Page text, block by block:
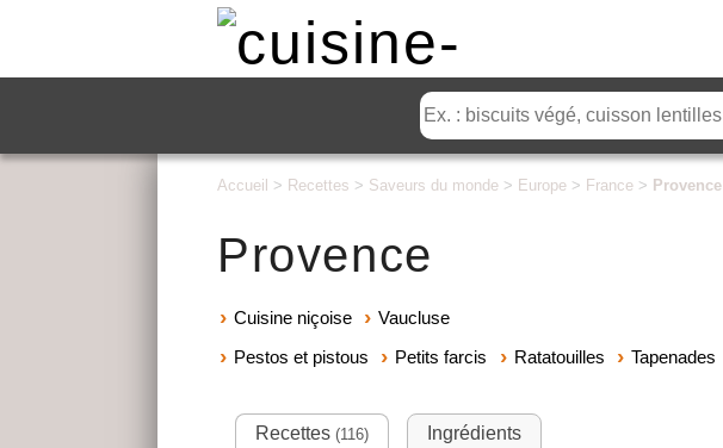
Accueil > Recettes > Saveurs du monde > Europe > France > Provence
Provence
Cuisine niçoise
Vaucluse
Pestos et pistous
Petits farcis Ratatouilles Tapenades
Recettes (116) Ingrédients